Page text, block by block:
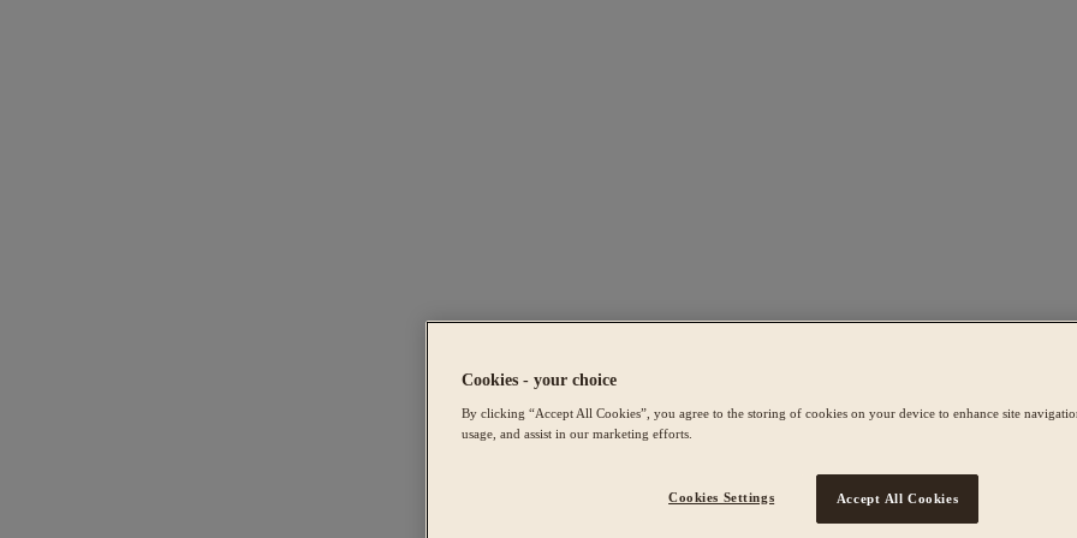
Cookies - your choice
By clicking “Accept All Cookies”, you agree to the storing of cookies on your device to enhance site
usage, and assist in our marketing efforts.
Cookies Settings Accept All Cookies